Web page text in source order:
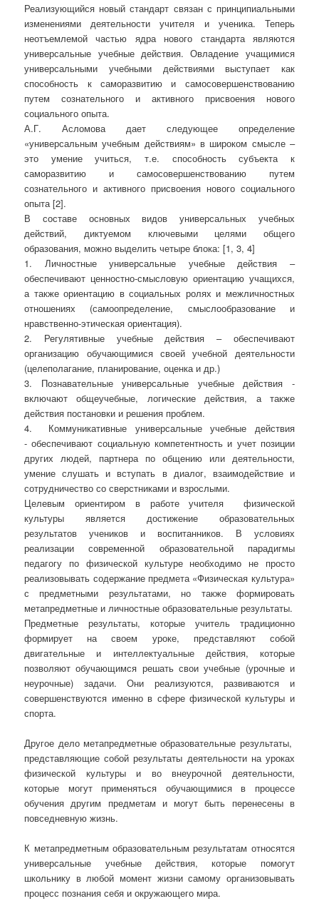
Реализующийся новый стандарт связан с принципиальными
изменениями деятельности учителя и ученика. Теперь
неотъемлемой частью ядра нового стандарта являются
универсальные учебные действия. Овладение учащимися
универсальными учебными действиями выступает как
способность к саморазвитию и самосовершенствованию
путем сознательного и активного присвоения нового
социального опыта.
А.Г. Асломова дает следующее определение
«универсальным учебным действиям» в широком смысле –
это умение учиться, т.е. способность субъекта к
саморазвитию и самосовершенствованию путем
сознательного и активного присвоения нового социального
опыта [2].
В составе основных видов универсальных учебных
действий, диктуемом ключевыми целями общего
образования, можно выделить четыре блока: [1, 3, 4]
1. Личностные универсальные учебные действия –
обеспечивают ценностно-смысловую ориентацию учащихся,
а также ориентацию в социальных ролях и межличностных
отношениях (самоопределение, смыслообразование и
нравственно-этическая ориентация).
2. Регулятивные учебные действия – обеспечивают
организацию обучающимися своей учебной деятельности
(целеполагание, планирование, оценка и др.)
3. Познавательные универсальные учебные действия -
включают общеучебные, логические действия, а также
действия постановки и решения проблем.
4. Коммуникативные универсальные учебные действия
- обеспечивают социальную компетентность и учет позиции
других людей, партнера по общению или деятельности,
умение слушать и вступать в диалог, взаимодействие и
сотрудничество со сверстниками и взрослыми.
Целевым ориентиром в работе учителя физической
культуры является достижение образовательных
результатов учеников и воспитанников. В условиях
реализации современной образовательной парадигмы
педагогу по физической культуре необходимо не просто
реализовывать содержание предмета «Физическая культура»
с предметными результатами, но также формировать
метапредметные и личностные образовательные результаты.
Предметные результаты, которые учитель традиционно
формирует на своем уроке, представляют собой
двигательные и интеллектуальные действия, которые
позволяют обучающимся решать свои учебные (урочные и
неурочные) задачи. Они реализуются, развиваются и
совершенствуются именно в сфере физической культуры и
спорта.
Другое дело метапредметные образовательные результаты,
представляющие собой результаты деятельности на уроках
физической культуры и во внеурочной деятельности,
которые могут применяться обучающимися в процессе
обучения другим предметам и могут быть перенесены в
повседневную жизнь.
К метапредметным образовательным результатам относятся
универсальные учебные действия, которые помогут
школьнику в любой момент жизни самому организовывать
процесс познания себя и окружающего мира.